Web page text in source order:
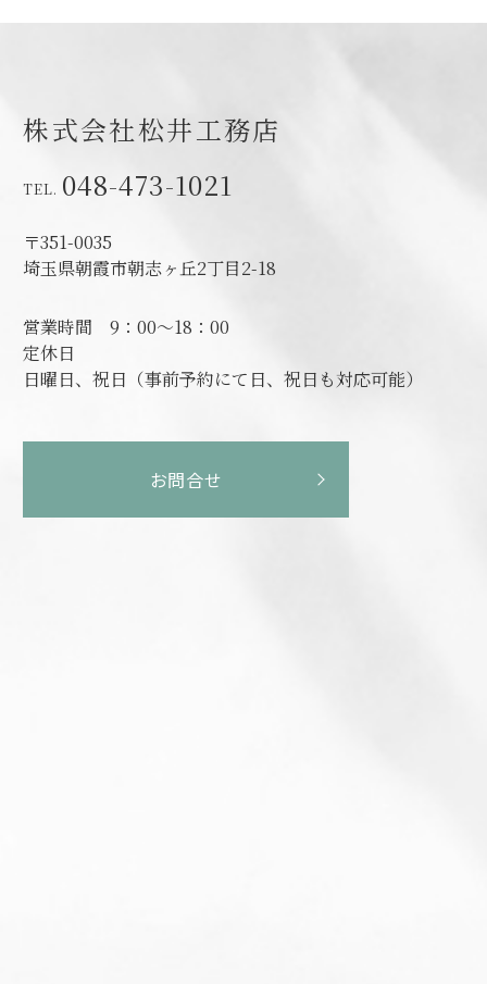
株式会社松井工務店
048-473-1021
〒351-0035
埼玉県朝霞市朝志ヶ丘2丁目2-18
営業時間9：00～18：00
定休日
日曜日、祝日（事前予約にて日、祝日も対応可能）
お問合せ